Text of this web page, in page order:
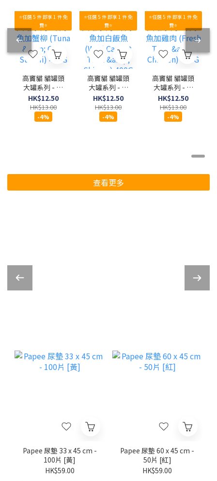
⭐任選 5 件 即享 1 件 免
費⭐
高竇貓 貓罐頭
大罐系列 - 吞
拿魚加蟹柳
(Tuna & Crab
Surimi) 400G
HK$12.50
HK$13.00
-4%
⭐任選 5 件 即享 1 件 免
費⭐
高竇貓 貓罐頭
大罐系列 - 吞
拿魚加白飯魚
(Wild Caught
Tuna &
Shirasu)
HK$12.50
HK$13.00
-4%
⭐任選 5 件 即享 1 件 免
費⭐
高竇貓 貓罐頭
大罐系列 - 吞
拿魚加雞肉
(Fresh Tuna
& Chicken)
400G
HK$12.50
HK$13.00
-4%
查看更多
Papee 尿墊 33 x 45 cm -
100片 [黃]
HK$59.00
Papee 尿墊 60 x 45 cm -
50片 [紅]
HK$59.00